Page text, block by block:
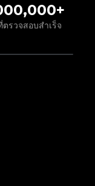
ตรวจสอบสำเร็จ